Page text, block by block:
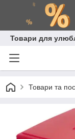
Товари для
Товари та